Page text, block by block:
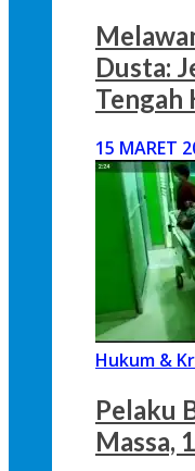
Dusta:
Tengah
15 MARET
Hukum &
Pelaku
Massa,